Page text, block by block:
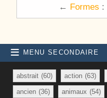
← Formes :
MENU SECONDAIRE
abstrait (60) action (63)
ancien (36) animaux (54)